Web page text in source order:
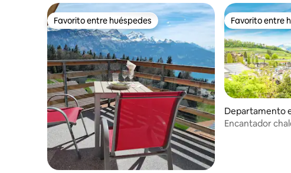
Favorito entre huéspedes
Favorito entre huéspedes Favorito entre
Favorito entre
Departamento
residencial en
Encantador